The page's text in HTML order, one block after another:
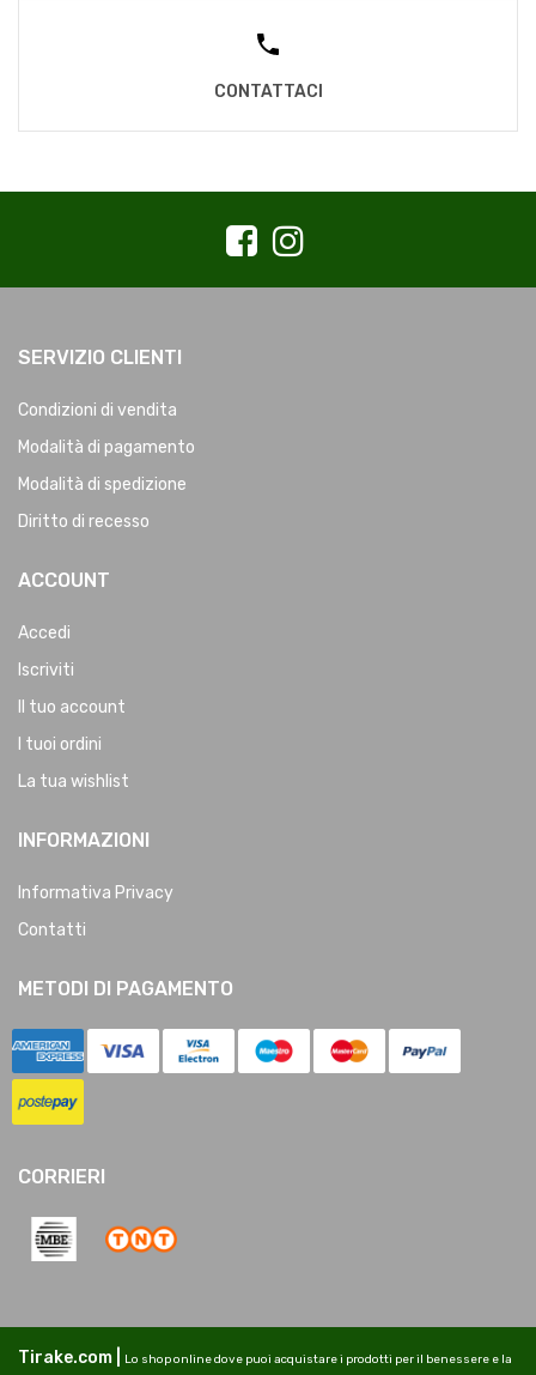
CONTATTACI
SERVIZIO CLIENTI
Condizioni di vendita
Modalità di pagamento
Modalità di spedizione
Diritto di recesso
ACCOUNT
Accedi
Iscriviti
Il tuo account
I tuoi ordini
La tua wishlist
INFORMAZIONI
Informativa Privacy
Contatti
METODI DI PAGAMENTO
CORRIERI
Tirake.com | Lo shop online dove puoi acquistare i prodotti per il benessere e la